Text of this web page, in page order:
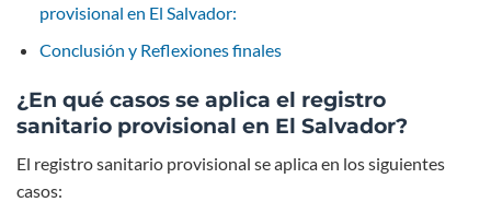
provisional en El Salvador:
Conclusión y Reflexiones finales
¿En qué casos se aplica el registro
sanitario provisional en El Salvador?
El registro sanitario provisional se aplica en los siguientes
casos: